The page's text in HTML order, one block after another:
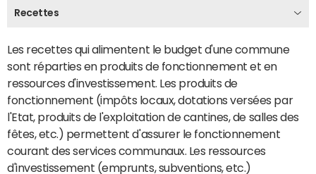
Recettes
Les recettes qui alimentent le budget d'une commune
sont réparties en produits de fonctionnement et en
ressources d'investissement. Les produits de
fonctionnement (impôts locaux, dotations versées par
l'Etat, produits de l'exploitation de cantines, de salles des
fêtes, etc.) permettent d'assurer le fonctionnement
courant des services communaux. Les ressources
d'investissement (emprunts, subventions, etc.)